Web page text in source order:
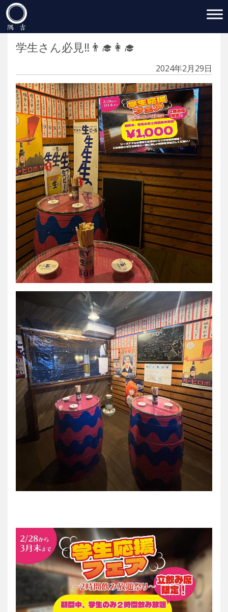
Main Navigation
学生さん必見‼️👨‍🎓👩‍🎓
2024年2月29日